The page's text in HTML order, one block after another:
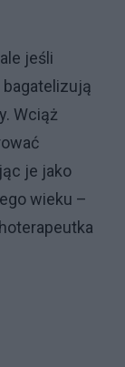
jeśli
Wciąż
je jako
wieku –